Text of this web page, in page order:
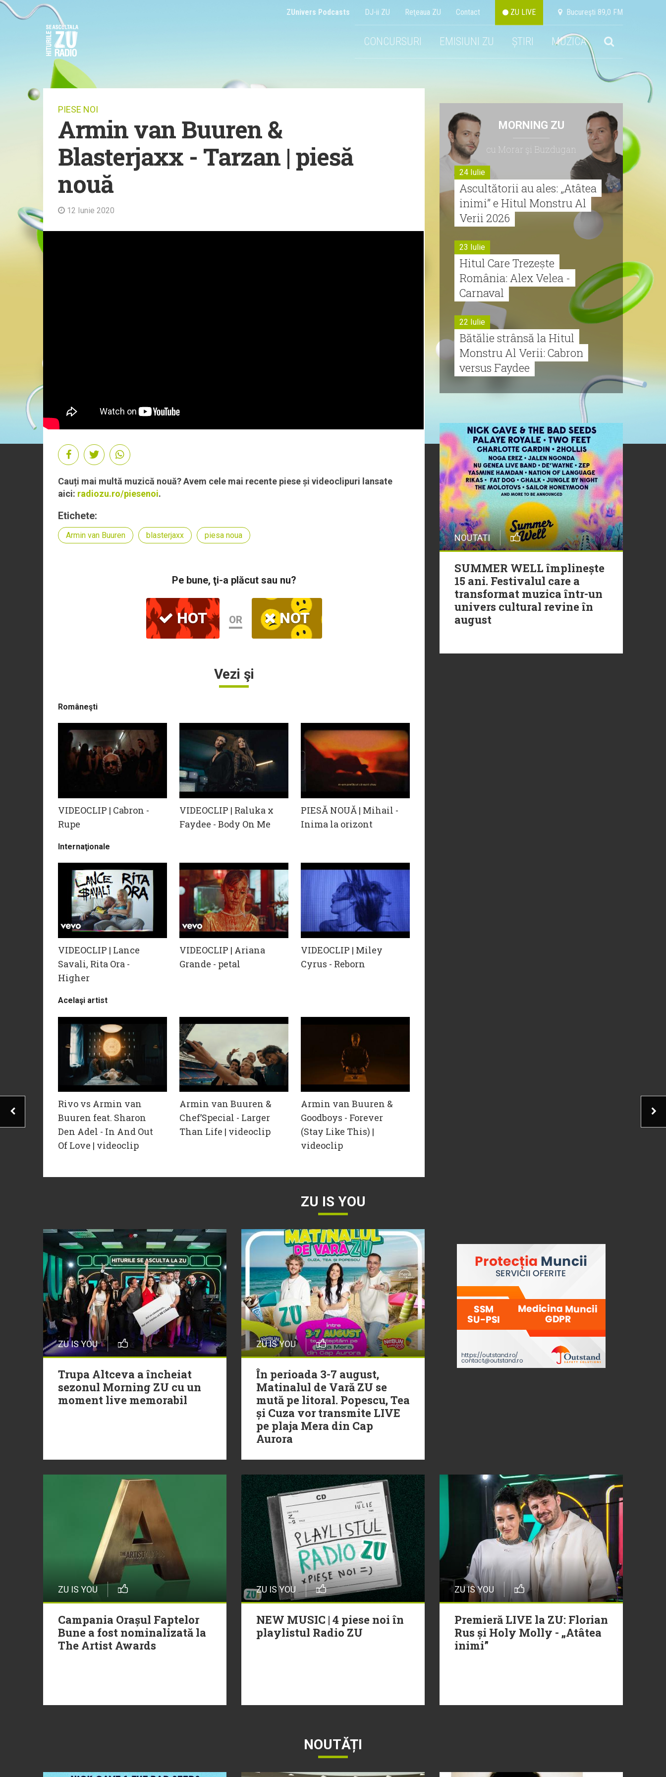
ZUnivers Podcasts DJ-ii ZU Reţeaua ZU Contact ZU LIVE Bucureşti 89,0 FM
CONCURSURI EMISIUNI ZU ȘTIRI MUZICA
PIESE NOI
Armin van Buuren &
Blasterjaxx - Tarzan | piesă
nouă
12 Iunie 2020
Cauți mai multă muzică nouă? Avem cele mai recente piese și videoclipuri lansate
aici: radiozu.ro/piesenoi.
Etichete:
Armin van Buuren blasterjaxx piesa noua
Pe bune, ţi-a plăcut sau nu?
HOT OR NOT
Vezi şi
Româneşti
VIDEOCLIP | Cabron -
Rupe
VIDEOCLIP | Raluka x
Faydee - Body On Me
PIESĂ NOUĂ | Mihail -
Inima la orizont
Internaţionale
VIDEOCLIP | Lance
Savali, Rita Ora -
Higher
VIDEOCLIP | Ariana
Grande - petal
VIDEOCLIP | Miley
Cyrus - Reborn
Acelaşi artist
Rivo vs Armin van
Buuren feat. Sharon
Den Adel - In And Out
Of Love | videoclip
Armin van Buuren &
Chef’Special - Larger
Than Life | videoclip
Armin van Buuren &
Goodboys - Forever
(Stay Like This) |
videoclip
MORNING ZU
cu Morar şi Buzdugan
24 Iulie
Ascultătorii au ales: „Atâtea
inimi” e Hitul Monstru Al
Verii 2026
23 Iulie
Hitul Care Trezește
România: Alex Velea -
Carnaval
22 Iulie
Bătălie strânsă la Hitul
Monstru Al Verii: Cabron
versus Faydee
Cabron vine cu Hitul
Monstru al Verii
20 Iulie
Episod nou | Muzica Aia x
DJ Christian Thomson
20 Iulie
Torpedoul lui Morar: Theo
Rose - „Ceai lângă tine”
NOUTATI
SUMMER WELL împlinește
15 ani. Festivalul care a
transformat muzica într-un
univers cultural revine în
august
ZU IS YOU
ZU IS YOU
Trupa Altceva a încheiat
sezonul Morning ZU cu un
moment live memorabil
ZU IS YOU
În perioada 3-7 august,
Matinalul de Vară ZU se
mută pe litoral. Popescu, Tea
și Cuza vor transmite LIVE
pe plaja Mera din Cap
Aurora
ZU IS YOU
Campania Orașul Faptelor
Bune a fost nominalizată la
The Artist Awards
ZU IS YOU
NEW MUSIC | 4 piese noi în
playlistul Radio ZU
ZU IS YOU
Premieră LIVE la ZU: Florian
Rus și Holy Molly - „Atâtea
inimi”
NOUTĂȚI